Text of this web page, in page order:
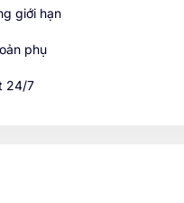
giới hạn
phụ
24/7